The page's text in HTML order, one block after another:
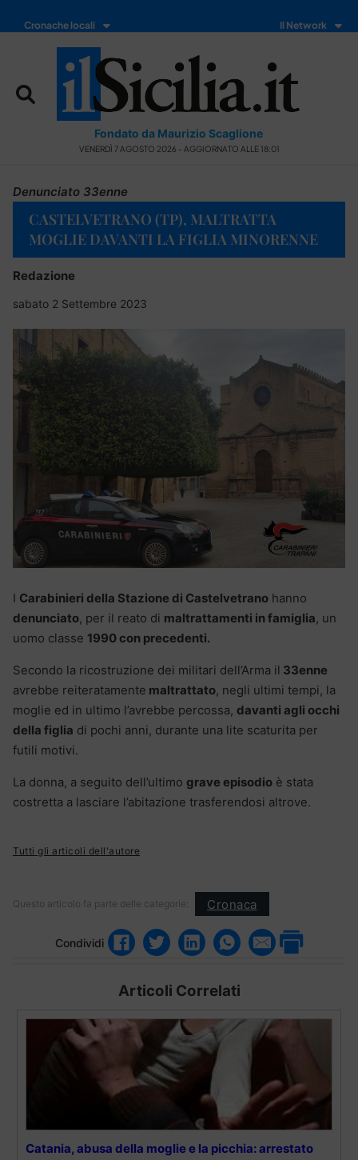
Cronache locali Il Network
Fondato da Maurizio Scaglione
VENERDÌ 7 AGOSTO 2026 - AGGIORNATO ALLE 18:01
Denunciato 33enne
CASTELVETRANO (TP), MALTRATTA
MOGLIE DAVANTI LA FIGLIA MINORENNE
Redazione
sabato 2 Settembre 2023
I Carabinieri della Stazione di Castelvetrano hanno
denunciato, per il reato di maltrattamenti in famiglia, un
uomo classe 1990 con precedenti.
Secondo la ricostruzione dei militari dell’Arma il 33enne
avrebbe reiteratamente maltrattato, negli ultimi tempi, la
moglie ed in ultimo l’avrebbe percossa, davanti agli occhi
della figlia di pochi anni, durante una lite scaturita per
futili motivi.
La donna, a seguito dell’ultimo grave episodio è stata
costretta a lasciare l’abitazione trasferendosi altrove.
Tutti gli articoli dell'autore
Questo articolo fa parte delle categorie: Cronaca
Condividi
Articoli Correlati
Catania, abusa della moglie e la picchia: arrestato